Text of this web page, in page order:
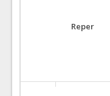
Reper